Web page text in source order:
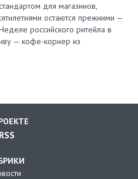
для магазинов,
остаются прежними —
российского ритейла в
— кофе-корнер из
RSS